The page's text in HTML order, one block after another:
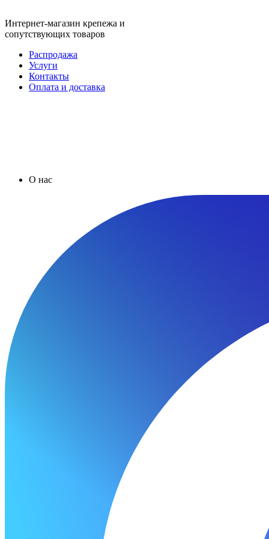
Интернет-магазин крепежа и
сопутствующих товаров
Распродажа
Услуги
Контакты
Оплата и доставка
О нас